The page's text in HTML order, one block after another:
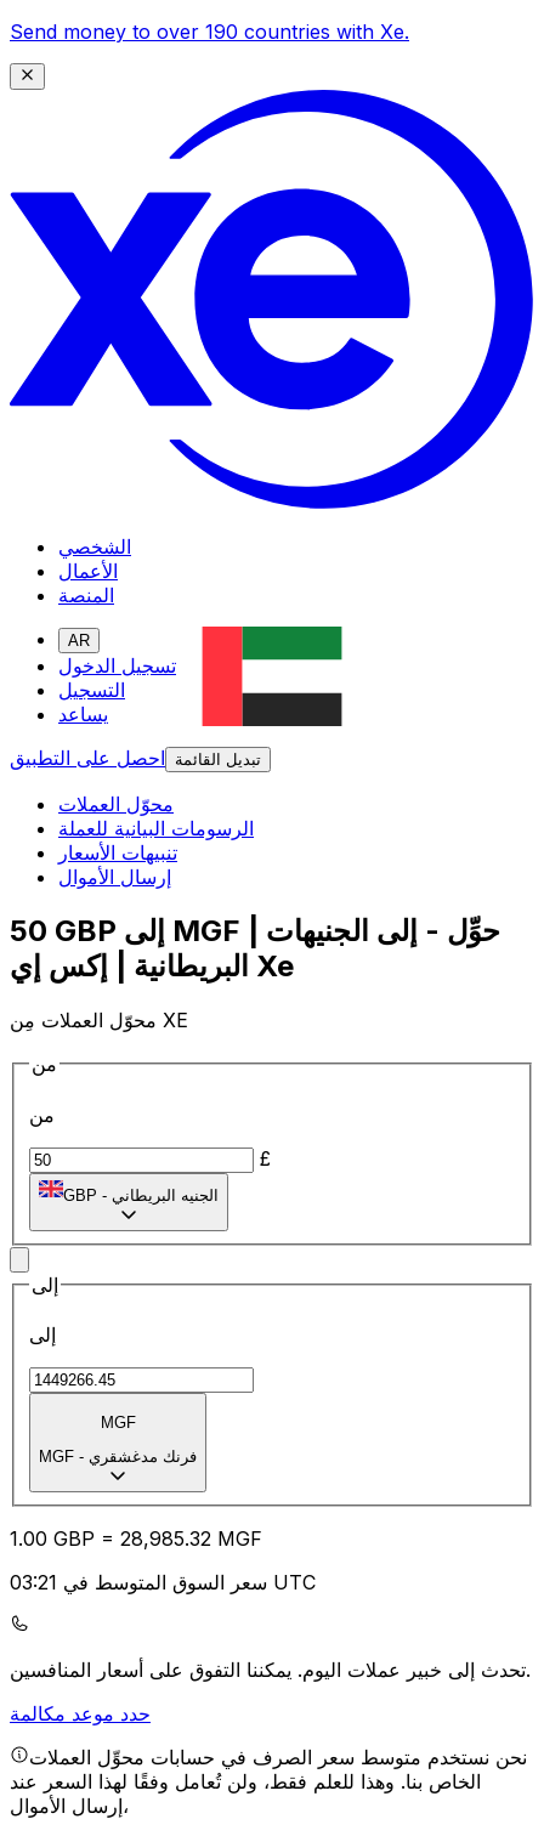
Send money to over 190 countries with Xe.
الشخصي
الأعمال
المنصة
AR
تسجيل الدخول
التسجيل
يساعد
احصل على التطبيق
تبديل القائمة
محوّل العملات
الرسومات البيانية للعملة
تنبيهات الأسعار
إرسال الأموال
50 GBP إلى MGF | حوِّل - إلى الجنيهات
البريطانية | إكس إي Xe
محوّل العملات مِن XE
من
من
£
GBP - الجنيه البريطاني
إلى
إلى
MGF
MGF - فرنك مدغشقري
1.00 GBP = 28,985.32 MGF
سعر السوق المتوسط في 03:21 UTC
تحدث إلى خبير عملات اليوم.يمكننا التفوق على أسعار المنافسين.
حدد موعد مكالمة
نحن نستخدم متوسط سعر الصرف في حسابات محوِّل العملات
الخاص بنا. وهذا للعلم فقط، ولن تُعامل وفقًا لهذا السعر عند
إرسال الأموال،